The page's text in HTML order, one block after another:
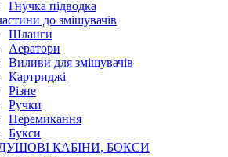
Гнучка підводка
до змішувачів
Шланги
Аератори
Виливи для змішувачів
Картриджі
Різне
Ручки
Перемикання
Букси
КАБІНИ, БОКСИ